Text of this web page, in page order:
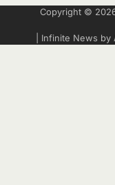
Copyright ©
| Infinite News by